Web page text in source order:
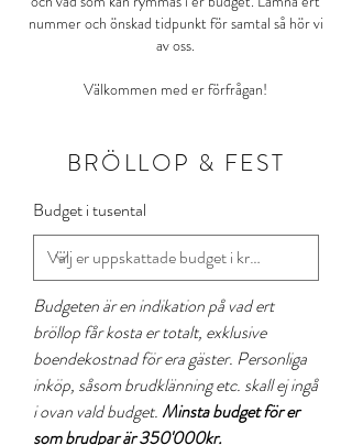
nummer och önskad tidpunkt för samtal så hör vi
av oss.
Välkommen med er förfrågan!
BRÖLLOP & FEST
Budget i tusental
Budgeten är en indikation på vad ert
bröllop får kosta er totalt, exklusive
boendekostnad för era gäster. Personliga
inköp, såsom brudklänning etc. skall ej ingå
i ovan vald budget.Minsta budget för er
som brudpar är 350'000kr.